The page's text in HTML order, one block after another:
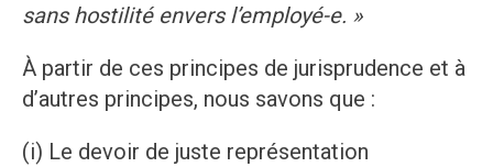
sans hostilité envers l’employé-e. »
À partir de ces principes de jurisprudence et à
d’autres principes, nous savons que :
(i) Le devoir de juste représentation